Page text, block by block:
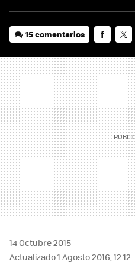
15 comentarios
14 Octubre 2015
Actualizado 1 Agosto 2016, 12:12